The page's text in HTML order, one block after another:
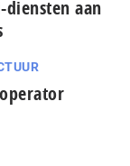
aan